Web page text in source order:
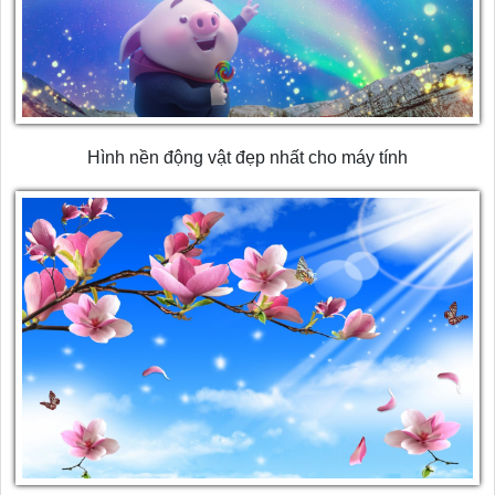
Hình nền động vật đẹp nhất cho máy tính